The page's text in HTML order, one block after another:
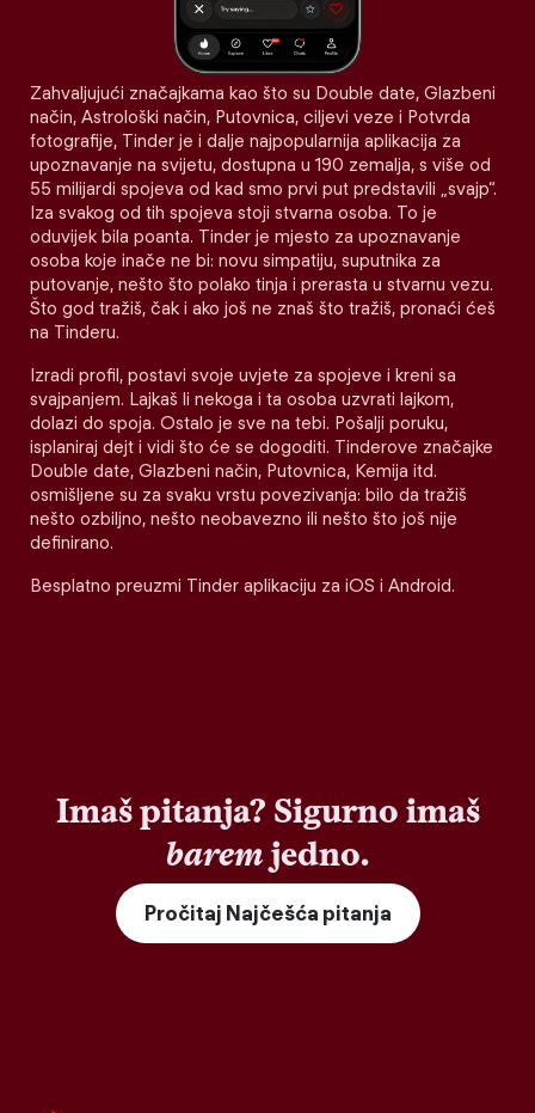
Zahvaljujući značajkama kao što su Double date, Glazbeni
način, Astrološki način, Putovnica, ciljevi veze i Potvrda
fotografije, Tinder je i dalje najpopularnija aplikacija za
upoznavanje na svijetu, dostupna u 190 zemalja, s više od
55 milijardi spojeva od kad smo prvi put predstavili „svajp“.
Iza svakog od tih spojeva stoji stvarna osoba. To je
oduvijek bila poanta. Tinder je mjesto za upoznavanje
osoba koje inače ne bi: novu simpatiju, suputnika za
putovanje, nešto što polako tinja i prerasta u stvarnu vezu.
Što god tražiš, čak i ako još ne znaš što tražiš, pronaći ćeš
na Tinderu.
Izradi profil, postavi svoje uvjete za spojeve i kreni sa
svajpanjem. Lajkaš li nekoga i ta osoba uzvrati lajkom,
dolazi do spoja. Ostalo je sve na tebi. Pošalji poruku,
isplaniraj dejt i vidi što će se dogoditi. Tinderove značajke
Double date, Glazbeni način, Putovnica, Kemija itd.
osmišljene su za svaku vrstu povezivanja: bilo da tražiš
nešto ozbiljno, nešto neobavezno ili nešto što još nije
definirano.
Besplatno preuzmi Tinder aplikaciju za iOS i Android.
Imaš pitanja? Sigurno imaš
baremjedno.
Pročitaj Najčešća pitanja